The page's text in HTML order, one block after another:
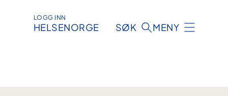
LOGG INN
HELSENORGE SØK MENY